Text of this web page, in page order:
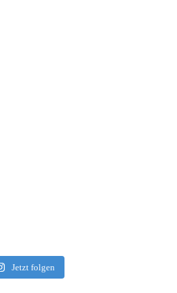
Jetzt folgen